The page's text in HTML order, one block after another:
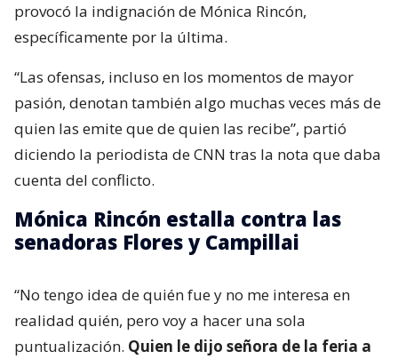
provocó la indignación de Mónica Rincón,
específicamente por la última.
“Las ofensas, incluso en los momentos de mayor
pasión, denotan también algo muchas veces más de
quien las emite que de quien las recibe”, partió
diciendo la periodista de CNN tras la nota que daba
cuenta del conflicto.
Mónica Rincón estalla contra las
senadoras Flores y Campillai
“No tengo idea de quién fue y no me interesa en
realidad quién, pero voy a hacer una sola
puntualización. Quien le dijo señora de la feria a